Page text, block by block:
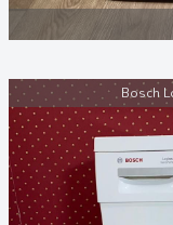
Bosch